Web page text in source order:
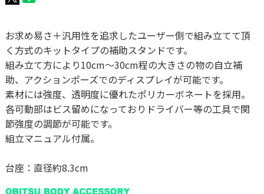
お求め易さ＋汎用性を追求したユーザー側で組み立てて頂
く方式のキットタイプの補助スタンドです。
組み立て方により10cm～30cm程の大きさの物の自立補
助、アクションポーズでのディスプレイが可能です。
素材には強度、透明度に優れたポリカーボネートを採用。
各可動部はビス留めになっておりドライバー等の工具で関
節強度の調節が可能です。
組立マニュアル付属。
台座：直径約8.3cm